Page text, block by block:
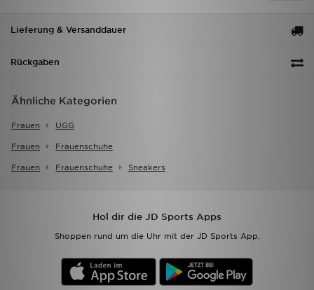
Lieferung & Versanddauer
Rückgaben
Ähnliche Kategorien
Frauen UGG
Frauen Frauenschuhe
Frauen Frauenschuhe Sneakers
Hol dir die JD Sports Apps
Shoppen rund um die Uhr mit der JD Sports App.